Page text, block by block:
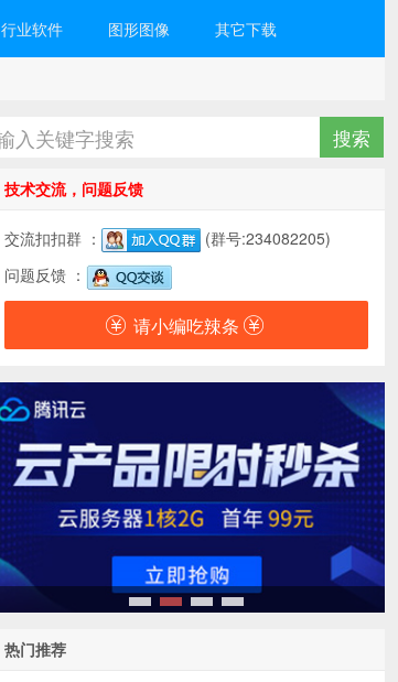
行业软件 图形图像 其它下载
技术交流，问题反馈
交流扣扣群 ：
(群号:234082205)
问题反馈 ：
请小编吃辣条
热门推荐